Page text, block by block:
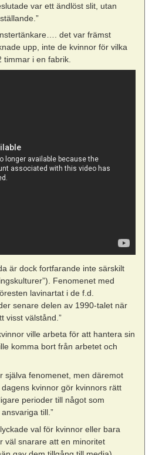
var ett ändlöst slit, utan
det var främst
upp, inte de kvinnor för vilka
i en fabrik.
är dock fortfarande inte särskilt
Fenomenet med
lavinartat i de f.d.
senare delen av 1990-talet när
visst välstånd.”
ville arbeta för att hantera sin
komma bort från arbetet och
själva fenomenet, men däremot
kvinnor gör kvinnors rätt
perioder till något som
till.”
val för kvinnor eller bara
väl snarare att en minoritet